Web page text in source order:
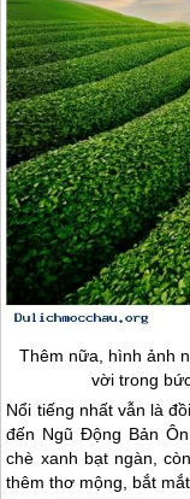
Thêm nữa, hình ảnh
vời trong
Nổi tiếng nhất vẫn là
đến Ngũ Động Bản
chè xanh bạt ngàn,
thêm thơ mộng, bắt mắt.